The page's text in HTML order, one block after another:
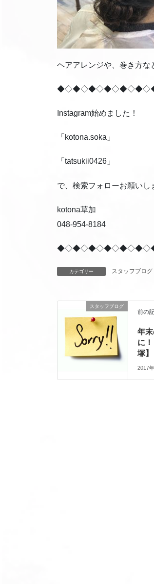
ヘアアレンジや、巻き方
Instagram始めました！
「kotona.soka」
「tatsukii0426」
で、検索フォローお願いし
kotona草加
048-954-8184
カテゴリー スタッフブログ
スタッフブログ
前の
年
に
塚】
2017